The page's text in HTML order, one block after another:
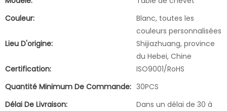
Couleur:
Blanc, toutes les
couleurs personnalisées
Lieu D'origine:
Shijiazhuang, province
du Hebei, Chine
Certification:
ISO9001/RoHS
Quantité Minimum De Commande: 30PCS
Délai De Livraison:
Dans un délai de 30 à